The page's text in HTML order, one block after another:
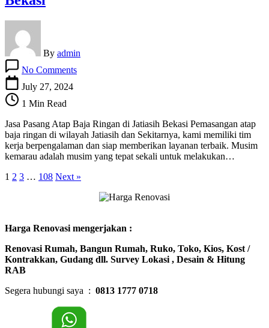
By admin
No CommentsJasa
di
Jatiasih
Bekasi
July 27, 2024
1 Min Read
Jasa Pasang Atap Baja Ringan di Jatiasih Bekasi Pemasangan atap
baja ringan di wilayah Jatiasih dan Sekitarnya, kami memiliki tim
kerja berpengalaman dan siap memberikan layanan terbaik. Musim
kemarau adalah musim yang tepat sekali untuk melakukan…
1 2 3 … 108 Next »
Harga Renovasi mengerjakan :
Renovasi Rumah, Bangun Rumah, Ruko, Toko, Kios, Kost /
Kontrakkan, Gudang dll. Survey Lokasi , Desain & Hitung
RAB
Segera hubungi saya : 0813 1777 0718